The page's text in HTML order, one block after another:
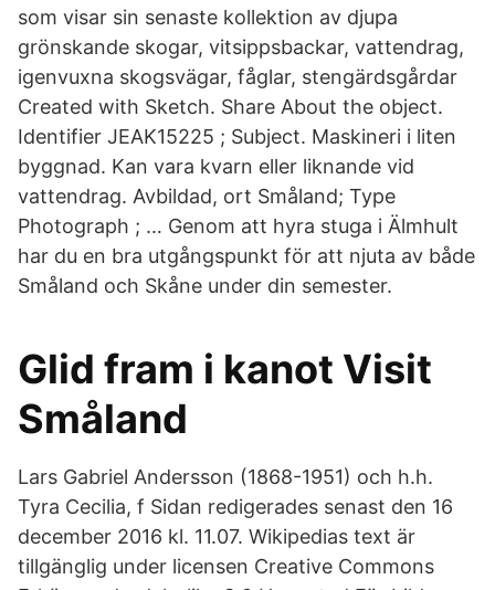
som visar sin senaste kollektion av djupa
grönskande skogar, vitsippsbackar, vattendrag,
igenvuxna skogsvägar, fåglar, stengärdsgårdar
Created with Sketch. Share About the object.
Identifier JEAK15225 ; Subject. Maskineri i liten
byggnad. Kan vara kvarn eller liknande vid
vattendrag. Avbildad, ort Småland; Type
Photograph ; … Genom att hyra stuga i Älmhult
har du en bra utgångspunkt för att njuta av både
Småland och Skåne under din semester.
Glid fram i kanot Visit
Småland
Lars Gabriel Andersson (1868-1951) och h.h.
Tyra Cecilia, f Sidan redigerades senast den 16
december 2016 kl. 11.07. Wikipedias text är
tillgänglig under licensen Creative Commons